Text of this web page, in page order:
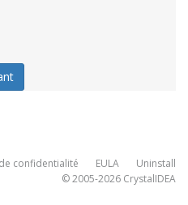
confidentialité EULA
Uninstall
© 2005-2026 CrystalIDEA